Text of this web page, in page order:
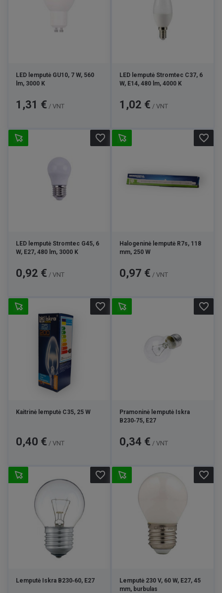
LED lemputė GU10, 7 W, 560
lm, 3000 K
Kaina
1,31 € / VNT
LED lemputė Stromtec C37, 6
W, E14, 480 lm, 4000 K
Kaina
1,02 € / VNT
LED lemputė Stromtec G45, 6
W, E27, 480 lm, 3000 K
Kaina
0,92 € / VNT
favorite_border
Halogeninė lemputė R7s, 118
mm, 250 W
Kaina
0,97 € / VNT
favorite_border
Kaitrinė lemputė C35, 25 W
Kaina
0,40 € / VNT
favorite_border
Pramoninė lemputė Iskra
B230‑75, E27
Kaina
0,34 € / VNT
favorite_border
Lemputė Iskra B230‑60, E27
favorite_border
Lemputė 230 V, 60 W, E27, 45
mm, burbulas
favorite_border